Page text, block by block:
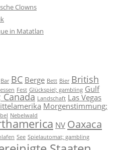
Clowns
in Matatlan
Bar BC Berge Bett Bier British
essen Fest Glückspiel; gambling Gulf
Canada Landschaft Las Vegas
Morgenstimmung;
Nebelwald
NV Oaxaca
See Spielautomat; gambling